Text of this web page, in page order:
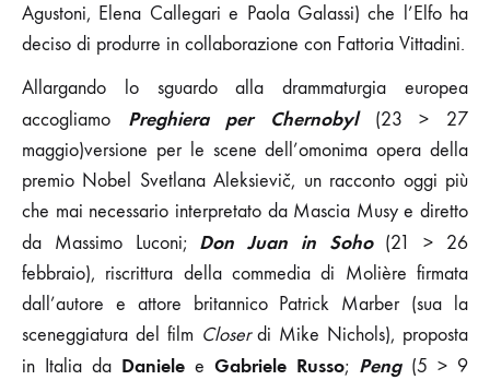
Agustoni, Elena Callegari e Paola Galassi) che l’Elfo ha
deciso di produrre in collaborazione con Fattoria Vittadini.
Allargando lo sguardo alla drammaturgia europea
accogliamo Preghiera per Chernobyl(23 > 27
maggio)versione per le scene dell’omonima opera della
premio Nobel Svetlana Aleksievič, un racconto oggi più
che mai necessario interpretato da Mascia Musy e diretto
da Massimo Luconi; Don Juan in Soho(21 > 26
febbraio), riscrittura della commedia di Molière firmata
dall’autore e attore britannico Patrick Marber (sua la
sceneggiatura del film Closerdi Mike Nichols), proposta
in Italia da Daniele e Gabriele Russo; Peng(5 > 9